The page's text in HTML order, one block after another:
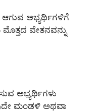
ಆಗುವ ಅಭ್ಯರ್ಥಿಗಳಿಗೆ
ವೇತನವನ್ನು
ಅಭ್ಯರ್ಥಿಗಳು
ಮಂಡಳಿ ಅಥವಾ